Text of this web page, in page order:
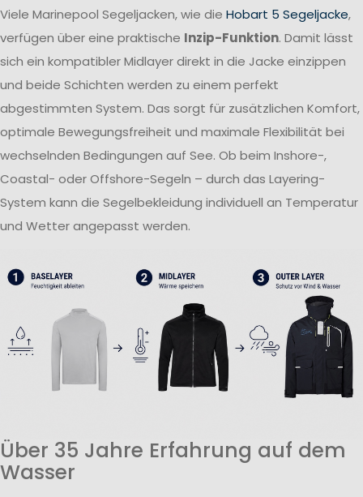
Viele Marinepool Segeljacken, wie die Hobart 5 Segeljacke,
verfügen über eine praktische Inzip-Funktion. Damit lässt
sich ein kompatibler Midlayer direkt in die Jacke einzippen
und beide Schichten werden zu einem perfekt
abgestimmten System. Das sorgt für zusätzlichen Komfort,
optimale Bewegungsfreiheit und maximale Flexibilität bei
wechselnden Bedingungen auf See. Ob beim Inshore-,
Coastal- oder Offshore-Segeln – durch das Layering-
System kann die Segelbekleidung individuell an Temperatur
und Wetter angepasst werden.
Über 35 Jahre Erfahrung auf dem
Wasser